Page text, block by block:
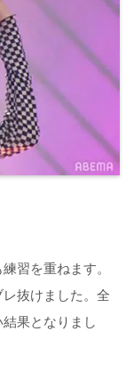
習を重ねます。
抜けました。全
果となりまし